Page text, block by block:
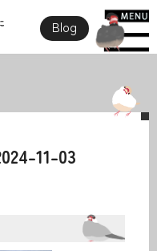
Blog
11-03